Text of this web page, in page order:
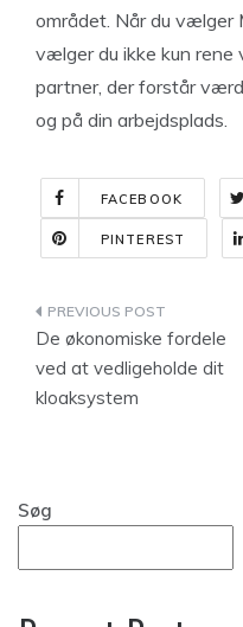
området. Når du vælger
vælger du ikke kun rene
partner, der forstår
og på din arbejdsplads.
FACEBOOK
PINTEREST
De økonomiske fordele
ved at vedligeholde dit
kloaksystem
Søg